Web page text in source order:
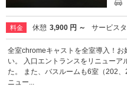
料金 休憩 3,900 円 ～ サービス
全室chromeキャストを全室導入！
い。 入口エントランスをリニューア
た。 また、バスルームも6室（202
ニュー...